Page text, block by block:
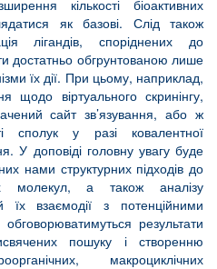
кількості біоактивних
як базові. Слід також
лігандів, споріднених до
достатньо обгрунтованою лише
їх дії. При цьому, наприклад,
щодо віртуального скринінгу,
сайт зв’язування, або ж
сполук у разі ковалентної
У доповіді головну увагу буде
нами структурних підходів до
молекул, а також аналізу
їх взаємодії з потенційними
результати
пошуку і створенню
макроциклічних